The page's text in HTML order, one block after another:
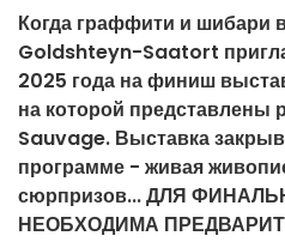
Когда граффити и шибари
Goldshteyn-Saatort
2025 года на финиш
на которой
Sauvage. Выставка
программе - живая
сюрпризов... ДЛЯ
НЕОБХОДИМА